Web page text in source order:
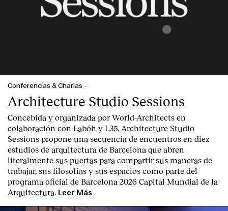
Conferencias & Charlas -
Architecture Studio Sessions
Concebida y organizada por World-Architects en
colaboración con Labóh y L35, Architecture Studio
Sessions propone una secuencia de encuentros en diez
estudios de arquitectura de Barcelona que abren
literalmente sus puertas para compartir sus maneras de
trabajar, sus filosofías y sus espacios como parte del
programa oficial de Barcelona 2026 Capital Mundial de la
Arquitectura. Leer Más